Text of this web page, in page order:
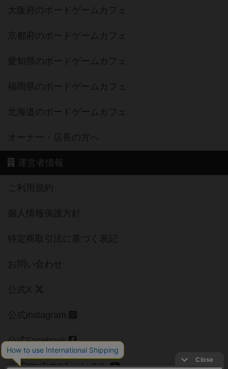
大阪府のボードゲームカフェ
京都府のボードゲームカフェ
愛知県のボードゲームカフェ
福岡県のボードゲームカフェ
北海道のボードゲームカフェ
オーナー・店長の方へ
運営者情報
ご利用規約
個人情報保護方針
特定商取引法に基づく表記
お問い合わせ
公式X
公式instagram
公式Facebook
公式YouTubeチャンネル